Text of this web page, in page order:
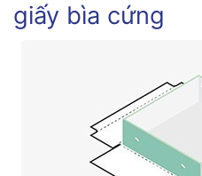
giấy bìa cứng